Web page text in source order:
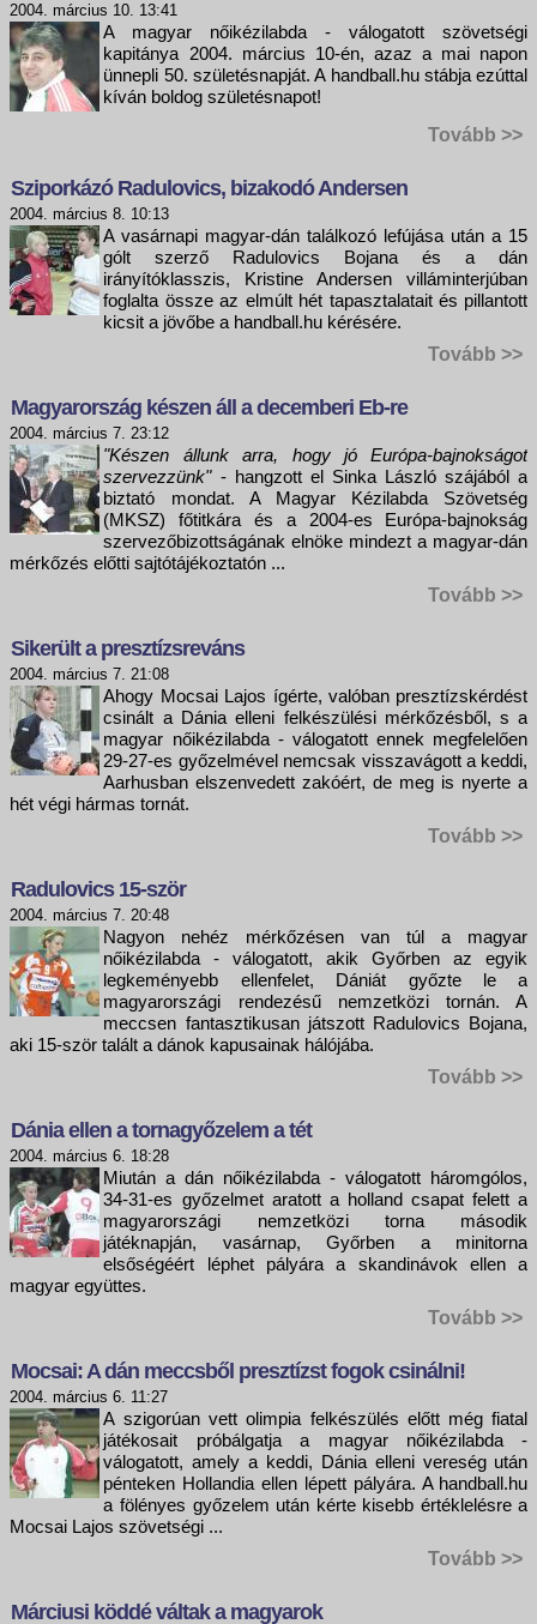
2004. március 10. 13:41
A magyar nőikézilabda - válogatott szövetségi
kapitánya 2004. március 10-én, azaz a mai napon
ünnepli 50. születésnapját. A handball.hu stábja ezúttal
kíván boldog születésnapot!
Tovább >>
Sziporkázó Radulovics, bizakodó Andersen
2004. március 8. 10:13
A vasárnapi magyar-dán találkozó lefújása után a 15
gólt szerző Radulovics Bojana és a dán
irányítóklasszis, Kristine Andersen villáminterjúban
foglalta össze az elmúlt hét tapasztalatait és pillantott
kicsit a jövőbe a handball.hu kérésére.
Tovább >>
Magyarország készen áll a decemberi Eb-re
2004. március 7. 23:12
"Készen állunk arra, hogy jó Európa-bajnokságot
szervezzünk"- hangzott el Sinka László szájából a
biztató mondat. A Magyar Kézilabda Szövetség
(MKSZ) főtitkára és a 2004-es Európa-bajnokság
szervezőbizottságának elnöke mindezt a magyar-dán
mérkőzés előtti sajtótájékoztatón ...
Tovább >>
Sikerült a presztízsreváns
2004. március 7. 21:08
Ahogy Mocsai Lajos ígérte, valóban presztízskérdést
csinált a Dánia elleni felkészülési mérkőzésből, s a
magyar nőikézilabda - válogatott ennek megfelelően
29-27-es győzelmével nemcsak visszavágott a keddi,
Aarhusban elszenvedett zakóért, de meg is nyerte a
hét végi hármas tornát.
Tovább >>
Radulovics 15-ször
2004. március 7. 20:48
Nagyon nehéz mérkőzésen van túl a magyar
nőikézilabda - válogatott, akik Győrben az egyik
legkeményebb ellenfelet, Dániát győzte le a
magyarországi rendezésű nemzetközi tornán. A
meccsen fantasztikusan játszott Radulovics Bojana,
aki 15-ször talált a dánok kapusainak hálójába.
Tovább >>
Dánia ellen a tornagyőzelem a tét
2004. március 6. 18:28
Miután a dán nőikézilabda - válogatott háromgólos,
34-31-es győzelmet aratott a holland csapat felett a
magyarországi nemzetközi torna második
játéknapján, vasárnap, Győrben a minitorna
elsőségéért léphet pályára a skandinávok ellen a
magyar együttes.
Tovább >>
Mocsai: A dán meccsből presztízst fogok csinálni!
2004. március 6. 11:27
A szigorúan vett olimpia felkészülés előtt még fiatal
játékosait próbálgatja a magyar nőikézilabda -
válogatott, amely a keddi, Dánia elleni vereség után
pénteken Hollandia ellen lépett pályára. A handball.hu
a fölényes győzelem után kérte kisebb értéklelésre a
Mocsai Lajos szövetségi ...
Tovább >>
Márciusi köddé váltak a magyarok